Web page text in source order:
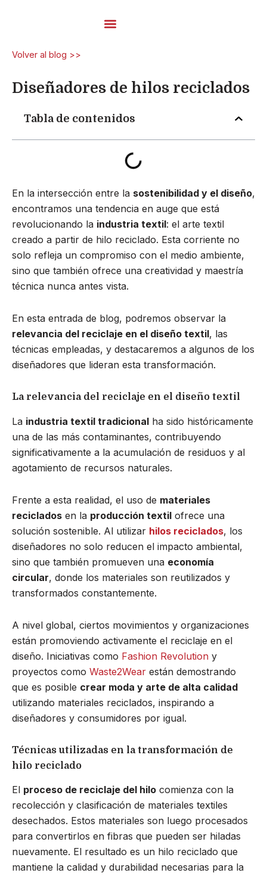
Volver al blog >>
Diseñadores de hilos reciclados
Tabla de contenidos
En la intersección entre la sostenibilidad y el diseño,
encontramos una tendencia en auge que está
revolucionando la industria textil: el arte textil
creado a partir de hilo reciclado. Esta corriente no
solo refleja un compromiso con el medio ambiente,
sino que también ofrece una creatividad y maestría
técnica nunca antes vista.
En esta entrada de blog, podremos observar la
relevancia del reciclaje en el diseño textil, las
técnicas empleadas, y destacaremos a algunos de los
diseñadores que lideran esta transformación.
La relevancia del reciclaje en el diseño textil
La industria textil tradicional ha sido históricamente
una de las más contaminantes, contribuyendo
significativamente a la acumulación de residuos y al
agotamiento de recursos naturales.
Frente a esta realidad, el uso de materiales
reciclados en la producción textil ofrece una
solución sostenible. Al utilizar hilos reciclados, los
diseñadores no solo reducen el impacto ambiental,
sino que también promueven una economía
circular, donde los materiales son reutilizados y
transformados constantemente.
A nivel global, ciertos movimientos y organizaciones
están promoviendo activamente el reciclaje en el
diseño. Iniciativas como Fashion Revolution y
proyectos como Waste2Wear están demostrando
que es posible crear moda y arte de alta calidad
utilizando materiales reciclados, inspirando a
diseñadores y consumidores por igual.
Técnicas utilizadas en la transformación de
hilo reciclado
El proceso de reciclaje del hilo comienza con la
recolección y clasificación de materiales textiles
desechados. Estos materiales son luego procesados
para convertirlos en fibras que pueden ser hiladas
nuevamente. El resultado es un hilo reciclado que
mantiene la calidad y durabilidad necesarias para la